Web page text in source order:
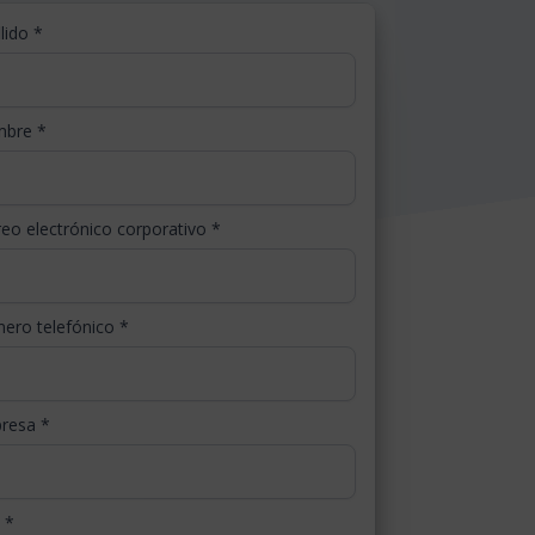
*
*
electrónico corporativo *
telefónico *
*
*